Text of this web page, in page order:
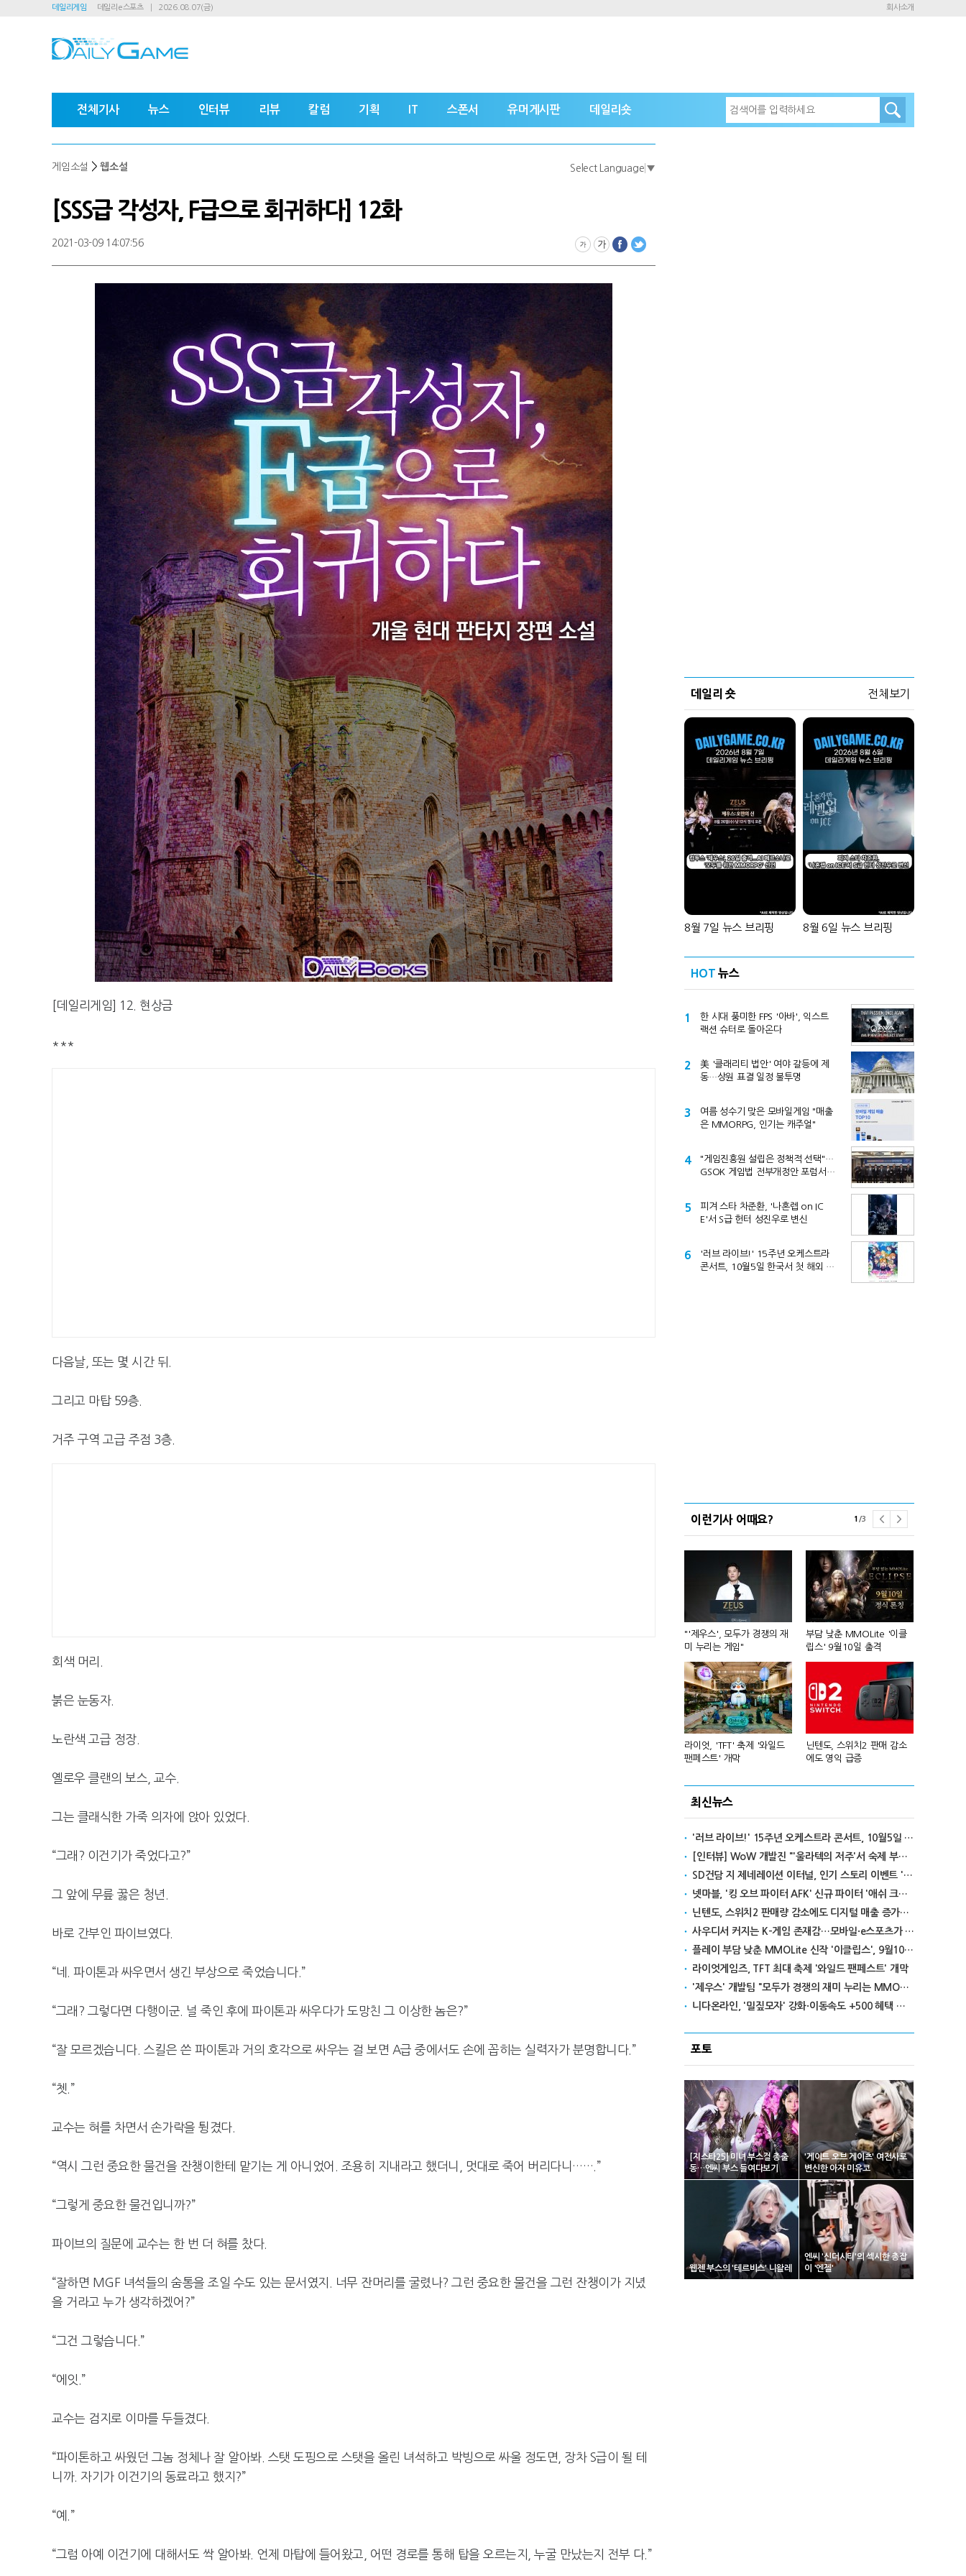
데일리게임 데일리e스포츠 2026.08.07(금) 회사소개
전체기사 뉴스 인터뷰 리뷰 칼럼 기획 IT 스폰서 유머게시판 데일리숏
게임소설 >웹소설 Select Language ▼
[SSS급 각성자, F급으로 회귀하다] 12화
2021-03-09 14:07:56
[데일리게임] 12. 현상금
***
다음날, 또는 몇 시간 뒤.
그리고 마탑 59층.
거주 구역 고급 주점 3층.
회색 머리.
붉은 눈동자.
노란색 고급 정장.
옐로우 클랜의 보스, 교수.
그는 클래식한 가죽 의자에 앉아 있었다.
“그래? 이건기가 죽었다고?”
그 앞에 무릎 꿇은 청년.
바로 간부인 파이브였다.
“네. 파이톤과 싸우면서 생긴 부상으로 죽었습니다.”
“그래? 그렇다면 다행이군. 널 죽인 후에 파이톤과 싸우다가 도망친 그 이상한 놈은?”
“잘 모르겠습니다. 스킬은 쓴 파이톤과 거의 호각으로 싸우는 걸 보면 A급 중에서도 손에 꼽히는 실력자가 분명합니다.”
“쳇.”
교수는 혀를 차면서 손가락을 튕겼다.
“역시 그런 중요한 물건을 잔챙이한테 맡기는 게 아니었어. 조용히 지내라고 했더니, 멋대로 죽어 버리다니…….”
“그렇게 중요한 물건입니까?”
파이브의 질문에 교수는 한 번 더 혀를 찼다.
“잘하면 MGF 녀석들의 숨통을 조일 수도 있는 문서였지. 너무 잔머리를 굴렸나? 그런 중요한 물건을 그런 잔챙이가 지녔
을 거라고 누가 생각하겠어?”
“그건 그렇습니다.”
“에잇.”
교수는 검지로 이마를 두들겼다.
“파이톤하고 싸웠던 그놈 정체나 잘 알아봐. 스탯 도핑으로 스탯을 올린 녀석하고 박빙으로 싸울 정도면, 장차 S급이 될 테
니까. 자기가 이건기의 동료라고 했지?”
“예.”
“그럼 아예 이건기에 대해서도 싹 알아봐. 언제 마탑에 들어왔고, 어떤 경로를 통해 탑을 오르는지, 누굴 만났는지 전부 다.”
데일리 숏 전체보기
8월 7일 뉴스 브리핑 8월 6일 뉴스 브리핑
HOT 뉴스
1
한 시대 풍미한 FPS '아바', 익스트
랙션 슈터로 돌아온다
2
美 '클래리티 법안' 여야 갈등에 제
동…상원 표결 일정 불투명
3
여름 성수기 맞은 모바일게임 "매출
은 MMORPG, 인기는 캐주얼"
4
"게임진흥원 설립은 정책적 선택"…
GSOK 게임법 전부개정안 포럼서
5
피겨 스타 차준환, '나혼렙 on IC
E'서 S급 헌터 성진우로 변신
6
'러브 라이브!' 15주년 오케스트라
콘서트, 10월5일 한국서 첫 해외 공
이런기사 어때요? 1 /3
"'제우스', 모두가 경쟁의 재
미 누리는 게임"
부담 낮춘 MMOLite '이클
립스' 9월10일 출격
라이엇, 'TFT' 축제 '와일드
팬페스트' 개막
닌텐도, 스위치2 판매 감소
에도 영익 급증
최신뉴스
'러브 라이브!' 15주년 오케스트라 콘서트, 10월5일 한국서 첫 해외 공연
[인터뷰] WoW 개발진 "'울라텍의 저주'서 숙제 부담 줄이고 보상 높여"
SD건담 지 제네레이션 이터널, 인기 스토리 이벤트 '라크로아의 용사' 재개최
넷마블, '킹 오브 파이터 AFK' 신규 파이터 '애쉬 크림존' 업데이트
닌텐도, 스위치2 판매량 감소에도 디지털 매출 증가로 영익 급증
사우디서 커지는 K-게임 존재감…모바일·e스포츠가 이끌었다
플레이 부담 낮춘 MMOLite 신작 '이클립스', 9월10일 출격
라이엇게임즈, TFT 최대 축제 '와일드 팬페스트' 개막
'제우스' 개발팀 "모두가 경쟁의 재미 누리는 MMORPG로 만들 것"
니다온라인, '밀짚모자' 강화·이동속도 +500 혜택 이벤트 진행
포토
[지스타25] 미녀 부스걸 총출
동…엔씨 부스 들여다보기
'게이트 오브 게이츠' 여전사로
변신한 아자 미유코
웹젠 부스의 '테르비스' 니왈레
엔씨 '신더시티'의 섹시한 총잡
이 '엔젤'